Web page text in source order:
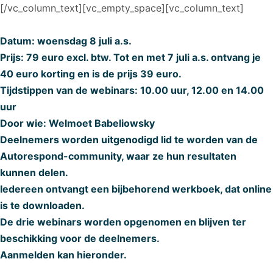
[/vc_column_text][vc_empty_space][vc_column_text]
Datum: woensdag 8 juli a.s.
Prijs: 79 euro excl. btw. Tot en met 7 juli a.s. ontvang je
40 euro korting en is de prijs 39 euro.
Tijdstippen van de webinars: 10.00 uur, 12.00 en 14.00
uur
Door wie: Welmoet Babeliowsky
Deelnemers worden uitgenodigd lid te worden van de
Autorespond-community, waar ze hun resultaten
kunnen delen.
Iedereen ontvangt een bijbehorend werkboek, dat online
is te downloaden.
De drie webinars worden opgenomen en blijven ter
beschikking voor de deelnemers.
Aanmelden kan hieronder.